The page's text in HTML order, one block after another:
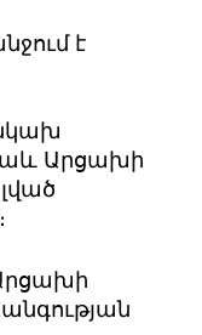
է
Արցախի